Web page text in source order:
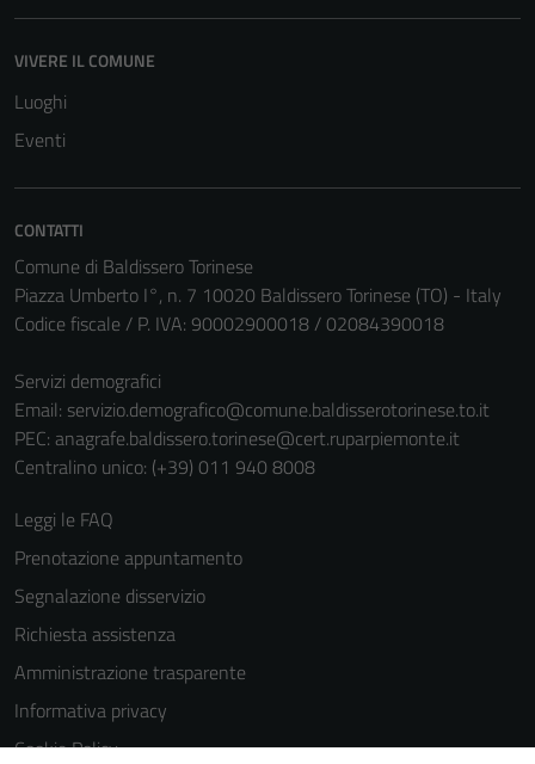
VIVERE IL COMUNE
Luoghi
Eventi
CONTATTI
Comune di Baldissero Torinese
Piazza Umberto I°, n. 7 10020 Baldissero Torinese (TO) - Italy
Codice fiscale / P. IVA: 90002900018 / 02084390018
Servizi demografici
Email: servizio.demografico@comune.baldisserotorinese.to.it
PEC: anagrafe.baldissero.torinese@cert.ruparpiemonte.it
Centralino unico: (+39) 011 940 8008
Leggi le FAQ
Prenotazione appuntamento
Segnalazione disservizio
Richiesta assistenza
Amministrazione trasparente
Informativa privacy
Cookie Policy
per il
Questi cookie